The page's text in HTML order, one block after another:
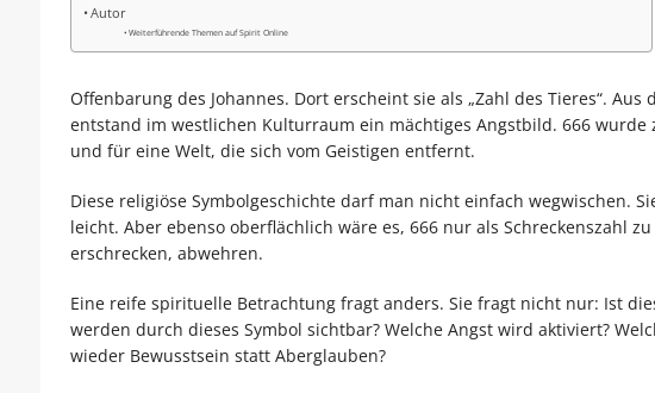
Autor
Weiterführende Themen auf Spirit Online
Offenbarung des Johannes. Dort erscheint sie als „Zahl des Tieres“.
entstand im westlichen Kulturraum ein mächtiges Angstbild. 666
und für eine Welt, die sich vom Geistigen entfernt.
Diese religiöse Symbolgeschichte darf man nicht einfach wegwischen.
leicht. Aber ebenso oberflächlich wäre es, 666 nur als Schreckenszahl
erschrecken, abwehren.
Eine reife spirituelle Betrachtung fragt anders. Sie fragt nicht nur: Ist
werden durch dieses Symbol sichtbar? Welche Angst wird aktiviert?
wieder Bewusstsein statt Aberglauben?